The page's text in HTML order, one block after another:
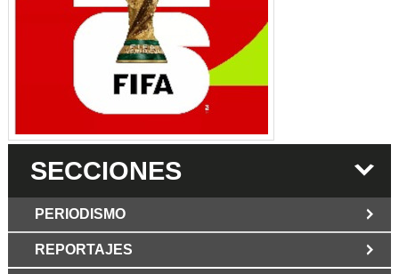
SECCIONES
PERIODISMO
REPORTAJES